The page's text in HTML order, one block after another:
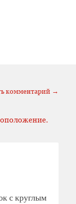
комментарий →
с круглым